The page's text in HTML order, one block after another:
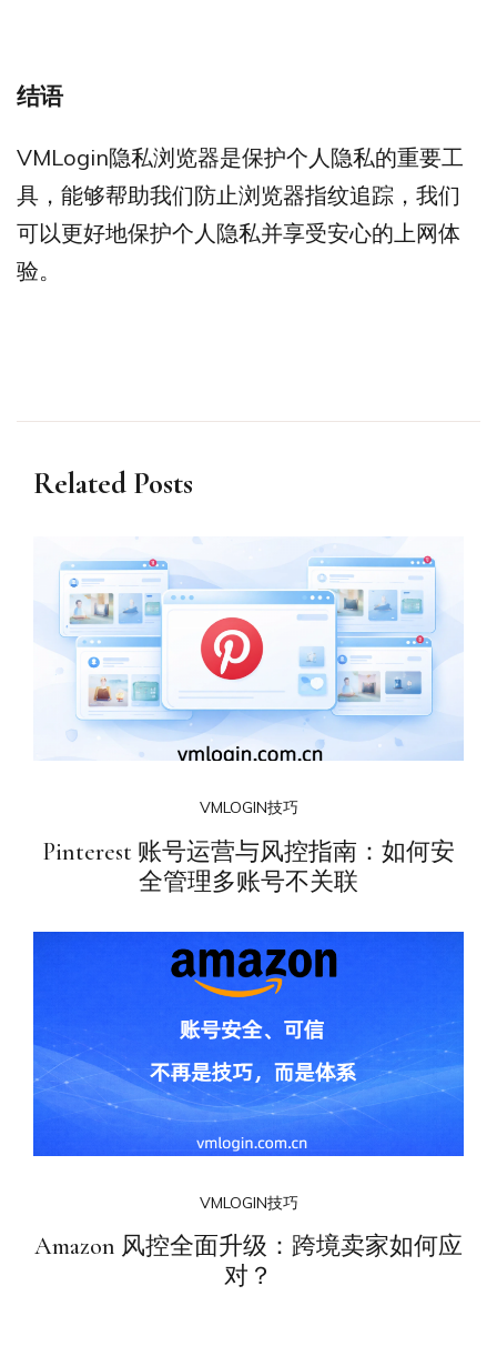
结语
VMLogin隐私浏览器是保护个人隐私的重要工
具，能够帮助我们防止浏览器指纹追踪，我们
可以更好地保护个人隐私并享受安心的上网体
验。
Related Posts
VMLOGIN技巧
Pinterest 账号运营与风控指南：如何安
全管理多账号不关联
VMLOGIN技巧
Amazon 风控全面升级：跨境卖家如何应
对？